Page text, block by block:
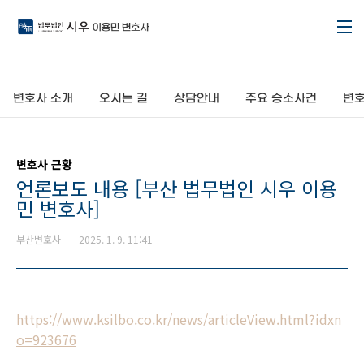
변호사 소개 오시는 길 상담안내 주요 승소사건 변
변호사 근황
언론보도 내용 [부산 법무법인 시우 이용
민 변호사]
부산변호사 2025. 1. 9. 11:41
https://www.ksilbo.co.kr/news/articleView.html?idxn
o=923676